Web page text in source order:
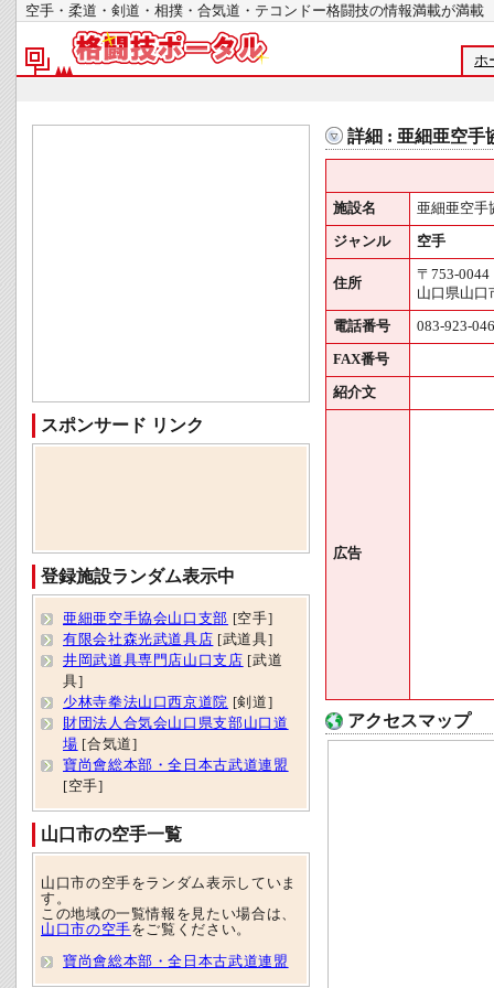
空手・柔道・剣道・相撲・合気道・テコンドー格闘技の情報満載が
ホ
詳細 : 亜細亜空手
施設名 亜細亜空手
ジャンル 空手
住所
〒753-0044
山口県山口
電話番号 083-923-
FAX番号
紹介文
広告
アクセスマップ
スポンサード リンク
登録施設ランダム表示中
亜細亜空手協会山口支部 [空手]
有限会社森光武道具店 [武道具]
井岡武道具専門店山口支店 [武道
具]
少林寺拳法山口西京道院 [剣道]
財団法人合気会山口県支部山口道
場 [合気道]
寶尚會総本部・全日本古武道連盟
[空手]
山口市の空手一覧
山口市の空手をランダム表示していま
す。
この地域の一覧情報を見たい場合は、
山口市の空手をご覧ください。
寶尚會総本部・全日本古武道連盟